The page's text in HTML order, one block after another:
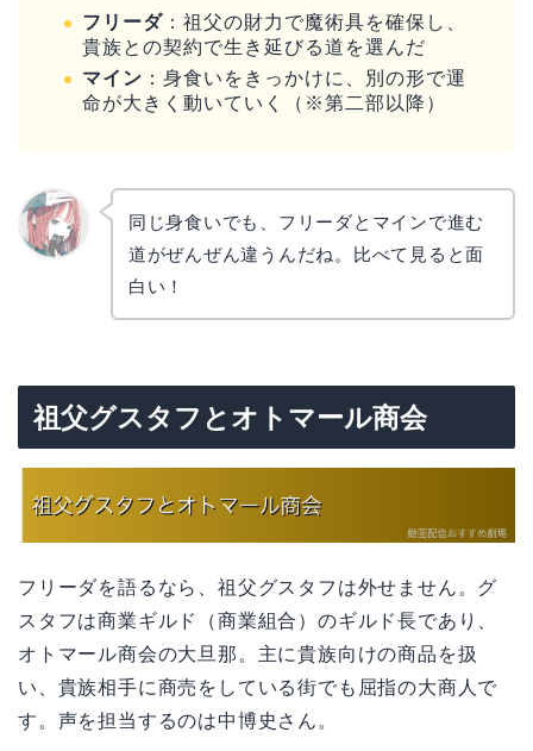
フリーダ ：祖父の財力で魔術具を確保し、
貴族との契約で生き延びる道を選んだ
マイン ：身食いをきっかけに、別の形で運
命が大きく動いていく（※第二部以降）
同じ身食いでも、フリーダとマインで進む
道がぜんぜん違うんだね。比べて見ると面
白い！
祖父グスタフとオトマール商会
フリーダを語るなら、祖父グスタフは外せません。グ
スタフは商業ギルド（商業組合）のギルド長であり、
オトマール商会の大旦那。主に貴族向けの商品を扱
い、貴族相手に商売をしている街でも屈指の大商人で
す。声を担当するのは中博史さん。